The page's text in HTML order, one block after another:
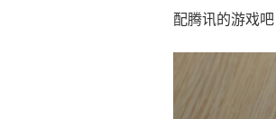
配腾讯的游戏吧